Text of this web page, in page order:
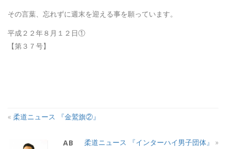
その言葉、忘れずに週末を迎える事を願っています。
平成２２年８月１２日①
【第３７号】
« 柔道ニュース 『金鷲旗②』
柔道ニュース 『インターハイ男子団体』 »
ABOUT